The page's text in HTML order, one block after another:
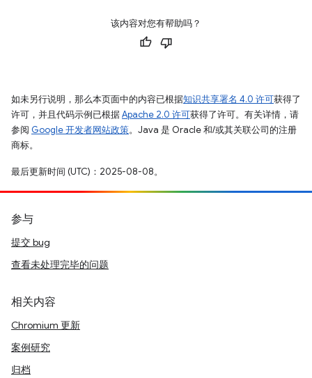
该内容对您有帮助吗？
如未另行说明，那么本页面中的内容已根据知识共享署名 4.0 许可获得了
许可，并且代码示例已根据Apache 2.0 许可获得了许可。有关详情，请
参阅 Google 开发者网站政策。Java 是 Oracle 和/或其关联公司的注册
商标。
最后更新时间 (UTC)：2025-08-08。
参与
提交 bug
查看未处理完毕的问题
相关内容
Chromium 更新
案例研究
归档